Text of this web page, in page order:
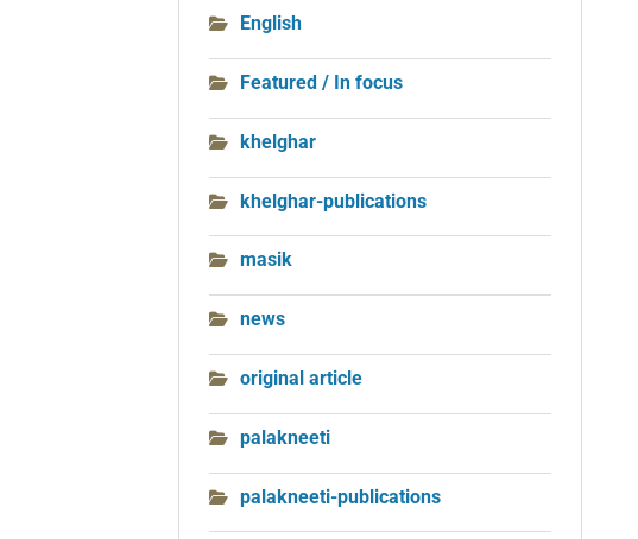
English
Featured / In focus
khelghar
khelghar-publications
masik
news
original article
palakneeti
palakneeti-publications